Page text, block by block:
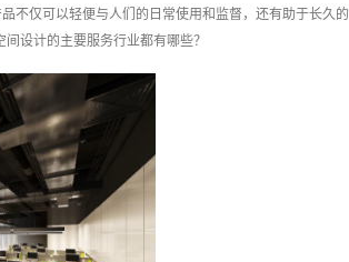
不仅可以轻便与人们的日常使用和监督，还有助于长久的
设计的主要服务行业都有哪些？